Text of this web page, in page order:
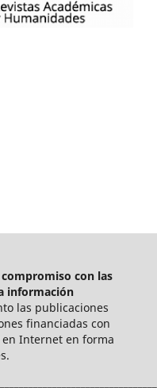
compromiso con las
información
las publicaciones
financiadas con
Internet en forma